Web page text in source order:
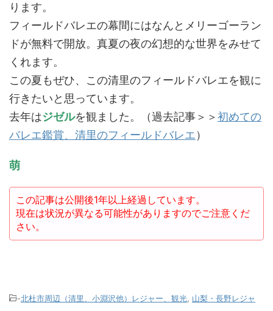
ります。
フィールドバレエの幕間にはなんとメリーゴーラン
ドが無料で開放。真夏の夜の幻想的な世界をみせて
くれます。
この夏もぜひ、この清里のフィールドバレエを観に
行きたいと思っています。
去年はジゼルを観ました。（過去記事＞＞初めての
バレエ鑑賞、清里のフィールドバレエ）
萌
この記事は公開後1年以上経過しています。
現在は状況が異なる可能性がありますのでご注意くだ
さい。
-北杜市周辺（清里、小淵沢他）レジャー、観光, 山梨・長野レジャ